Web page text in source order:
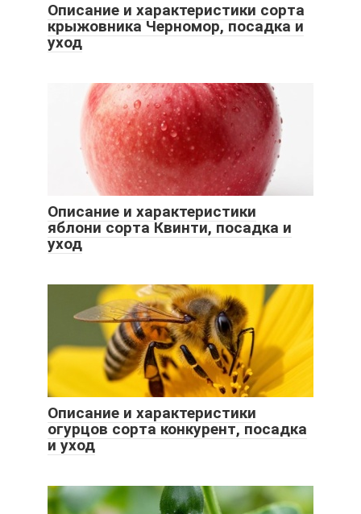
Описание и характеристики сорта
крыжовника Черномор, посадка и
уход
Описание и характеристики
яблони сорта Квинти, посадка и
уход
Описание и характеристики
огурцов сорта конкурент, посадка
и уход